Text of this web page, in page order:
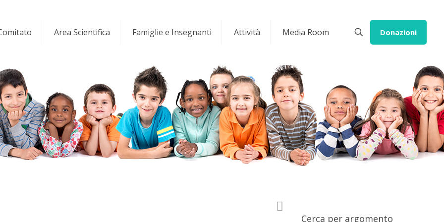
Area Scientifica Famiglie e Insegnanti Attività Media Room Donazioni
Cerca per argomento